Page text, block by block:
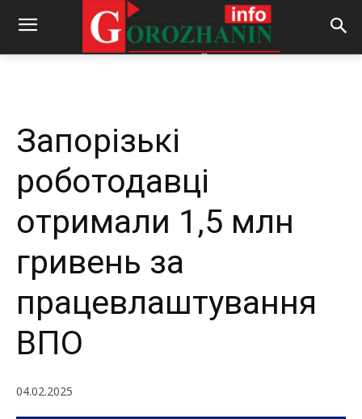
By REDACTOR - 04.02.2025 352
Запорізькі
роботодавці
отримали 1,5 млн
гривень за
працевлаштування
ВПО
04.02.2025